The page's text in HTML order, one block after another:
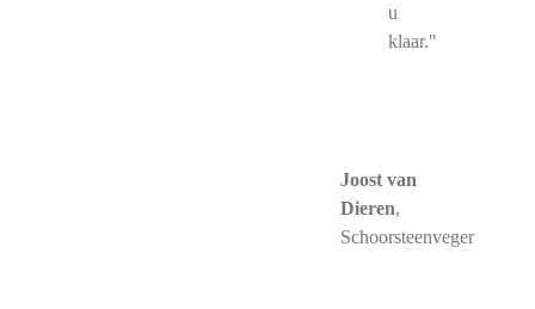
u
klaar."
Joost van
Dieren,
Schoorsteenveger